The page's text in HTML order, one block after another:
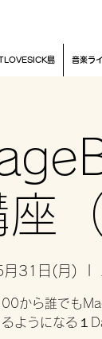
島 音楽ラ
座
月31日(月)
から誰でも
るようになる１